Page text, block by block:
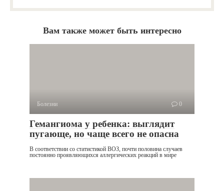
Вам также может быть интересно
Болезни 0
Гемангиома у ребенка: выглядит
пугающе, но чаще всего не опасна
В соответствии со статистикой ВОЗ, почти половина случаев
постоянно проявляющихся аллергических реакций в мире